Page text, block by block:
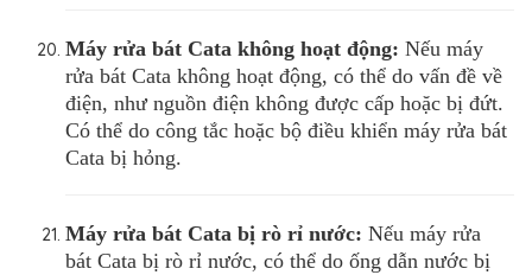
Máy rửa bát Cata không hoạt động: Nếu máy
rửa bát Cata không hoạt động, có thể do vấn đề về
điện, như nguồn điện không được cấp hoặc bị đứt.
Có thể do công tắc hoặc bộ điều khiển máy rửa bát
Cata bị hỏng.
Máy rửa bát Cata bị rò rỉ nước: Nếu máy rửa
bát Cata bị rò rỉ nước, có thể do ống dẫn nước bị